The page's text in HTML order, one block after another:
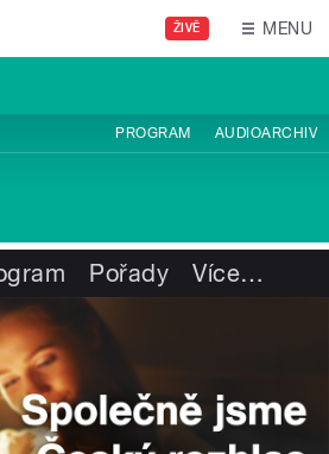
ŽIVĚ MENU
PROGRAM AUDIOARCHIV
Pořady Více…